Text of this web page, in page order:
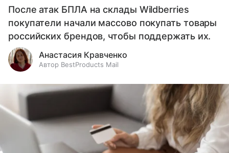
После атак БПЛА на склады Wildberries
покупатели начали массово покупать товары
российских брендов, чтобы поддержать их.
Анастасия Кравченко
Автор BestProducts Mail